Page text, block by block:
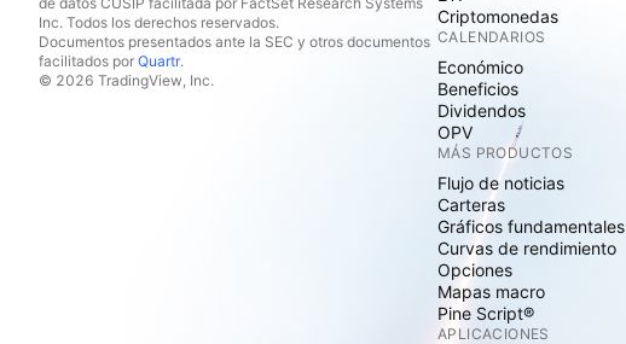
Inc. Todos los derechos reservados.
Documentos presentados ante la SEC y otros documentos
facilitados por Quartr.
© 2026 TradingView, Inc.
Criptomonedas
CALENDARIOS
Económico
Beneficios
Dividendos
OPV
MÁS PRODUCTOS
Flujo de noticias
Carteras
Gráficos fundamentales
Curvas de rendimiento
Opciones
Mapas macro
Pine Script®
APLICACIONES